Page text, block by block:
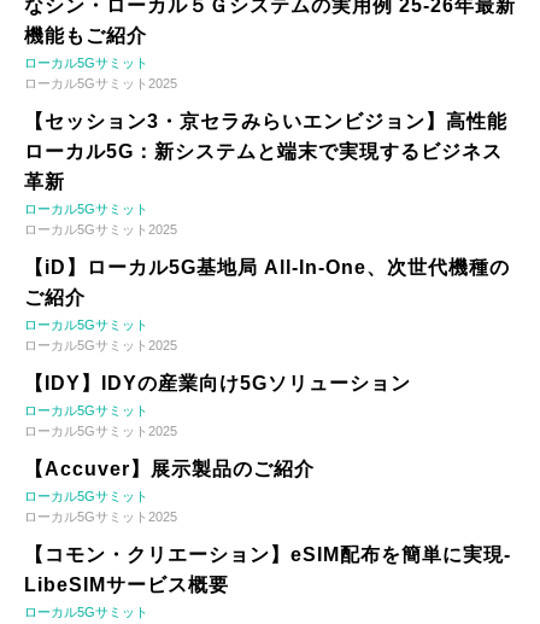
なシン・ローカル５Ｇシステムの実用例 25-26年最新
機能もご紹介
ローカル5Gサミット
ローカル5Gサミット2025
【セッション3・京セラみらいエンビジョン】高性能
ローカル5G：新システムと端末で実現するビジネス
革新
ローカル5Gサミット
ローカル5Gサミット2025
【iD】ローカル5G基地局 All-In-One、次世代機種の
ご紹介
ローカル5Gサミット
ローカル5Gサミット2025
【IDY】IDYの産業向け5Gソリューション
ローカル5Gサミット
ローカル5Gサミット2025
【Accuver】展示製品のご紹介
ローカル5Gサミット
ローカル5Gサミット2025
【コモン・クリエーション】eSIM配布を簡単に実現-
LibeSIMサービス概要
ローカル5Gサミット